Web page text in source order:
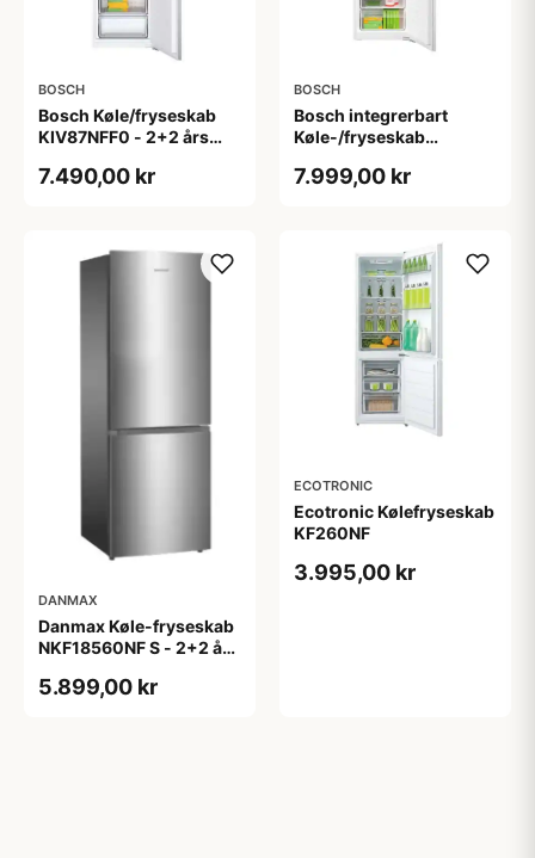
BOSCH
Bosch Køle/fryseskab
KIV87NFF0 - 2+2 års
7.490,00 kr
BOSCH
Bosch integrerbart
Køle-/fryseskab
garanti
7.999,00 kr
DANMAX
Danmax Køle-fryseskab
NKF18560NF S - 2+2 års
5.899,00 kr
ECOTRONIC
Ecotronic Kølefryseskab
KF260NF
3.995,00 kr